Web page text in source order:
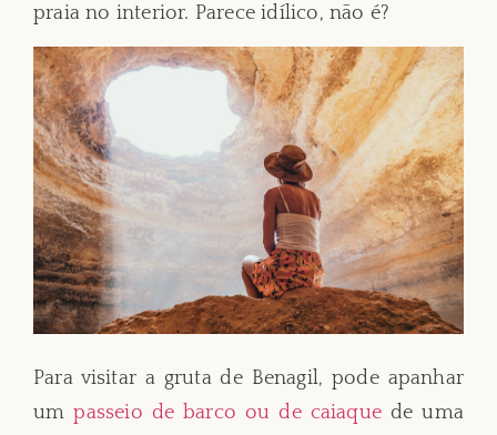
praia no interior. Parece idílico, não é?
Para visitar a gruta de Benagil, pode apanhar
umpasseio de barco ou de caiaque de uma